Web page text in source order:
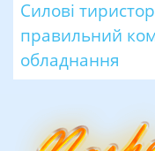
Силові
правильний
обладнання